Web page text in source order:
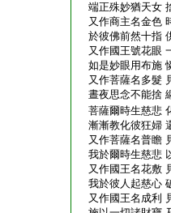
端正殊妙猶天女
又作商主名金色
於彼佛前然十指
又作國王號花眼
如是妙眼用布施
又作菩薩名多髮
晝夜思念不能捨
菩薩爾時生慈悲
漸漸教化彼狂婦
又作菩薩名普瞻
我於爾時生慈悲
又作國王名花敷
我於彼人起慈心
又作國王名成利